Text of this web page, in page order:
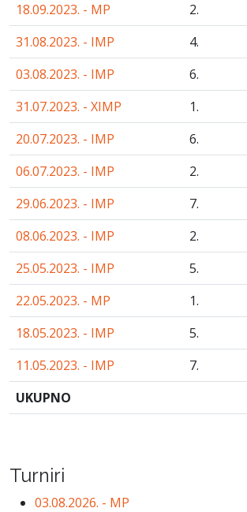
18.09.2023. - MP
2.
31.08.2023. - IMP
4.
03.08.2023. - IMP
6.
31.07.2023. - XIMP
1.
20.07.2023. - IMP
6.
06.07.2023. - IMP
2.
29.06.2023. - IMP
7.
08.06.2023. - IMP
2.
25.05.2023. - IMP
5.
22.05.2023. - MP
1.
18.05.2023. - IMP
5.
11.05.2023. - IMP
7.
UKUPNO
Turniri
03.08.2026. - MP